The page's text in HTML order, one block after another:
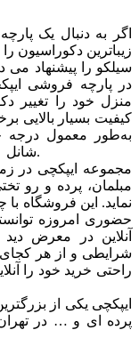
اگر به دنبال یک
زیباترین دکوراسیون
سیلکو را پیشنهاد می
در پارچه فروشی
منزل خود را تغییر
کیفیت بسیار بالایی
به‌طور معمول
شانل ۳۰ درجه‌ی سانتی‌گراد در نظر گرفته می‌شود.
مجموعه ایپکچی در
مبلمان، پرده و رو
نماید. این فروشگاه
حضوری امروزه
آنلاین در معرض
شرایطی و از هر کجای
راحتی خرید خود را
ایپکچی یکی از
پرده ای و … در